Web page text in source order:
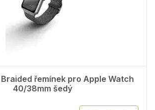
Braided řemínek pro Apple Watch
40/38mm šedý